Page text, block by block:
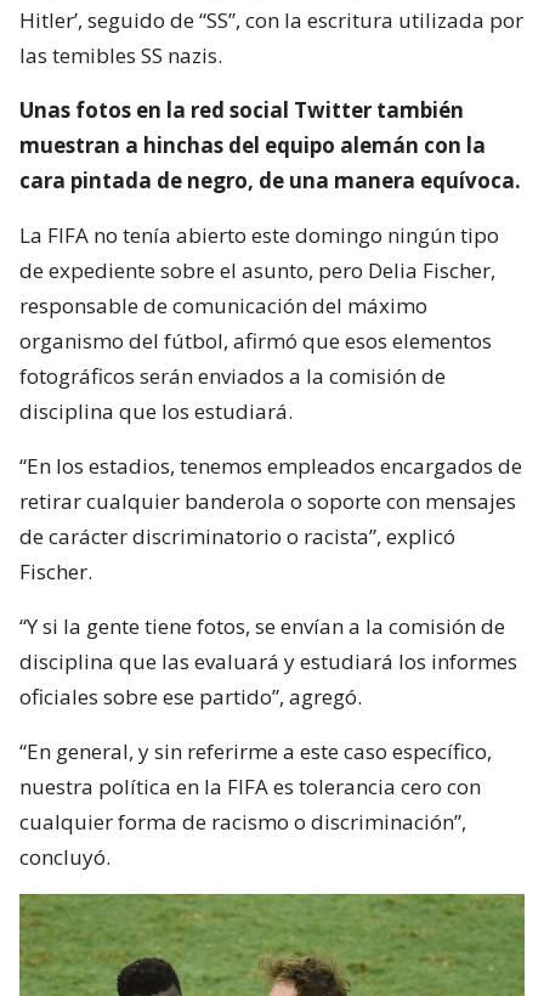
Hitler’, seguido de “SS”, con la escritura utilizada por
las temibles SS nazis.
Unas fotos en la red social Twitter también
muestran a hinchas del equipo alemán con la
cara pintada de negro, de una manera equívoca.
La FIFA no tenía abierto este domingo ningún tipo
de expediente sobre el asunto, pero Delia Fischer,
responsable de comunicación del máximo
organismo del fútbol, afirmó que esos elementos
fotográficos serán enviados a la comisión de
disciplina que los estudiará.
“En los estadios, tenemos empleados encargados de
retirar cualquier banderola o soporte con mensajes
de carácter discriminatorio o racista”, explicó
Fischer.
“Y si la gente tiene fotos, se envían a la comisión de
disciplina que las evaluará y estudiará los informes
oficiales sobre ese partido”, agregó.
“En general, y sin referirme a este caso específico,
nuestra política en la FIFA es tolerancia cero con
cualquier forma de racismo o discriminación”,
concluyó.